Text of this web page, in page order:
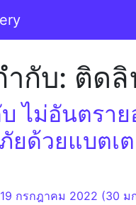
ำกับ: ติด
ไม่อันตราย
ยด้วยแบตเ
19 กรกฎาคม 2022 (30 ม